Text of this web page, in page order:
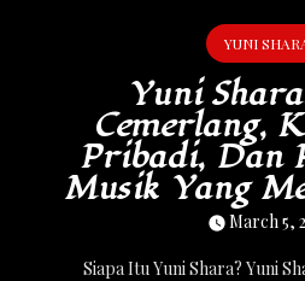
YUNI
Yuni
Cemerlang,
Pribadi, Dan
Musik Yang
March 5,
Siapa Itu Yuni Shara? Yuni